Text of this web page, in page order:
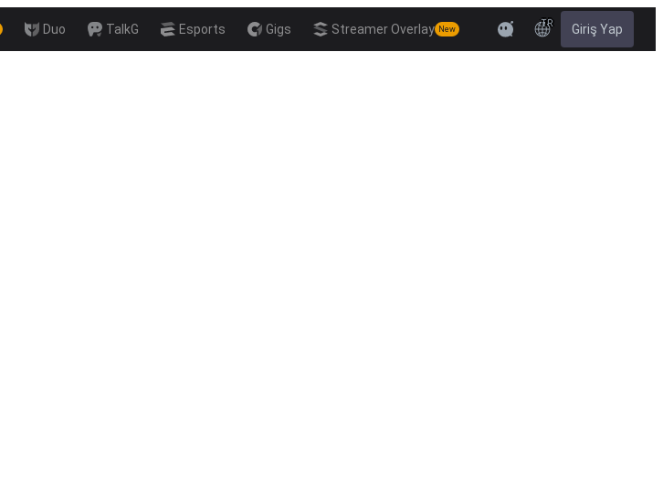
Duo TalkG Esports Gigs Streamer Overlay New
TR Giriş Yap